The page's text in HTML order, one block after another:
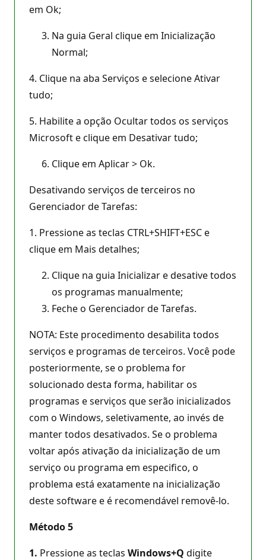
em Ok;
Na guia Geral clique em Inicialização
Normal;
4. Clique na aba Serviços e selecione Ativar
tudo;
5. Habilite a opção Ocultar todos os serviços
Microsoft e clique em Desativar tudo;
Clique em Aplicar > Ok.
Desativando serviços de terceiros no
Gerenciador de Tarefas:
1. Pressione as teclas CTRL+SHIFT+ESC e
clique em Mais detalhes;
Clique na guia Inicializar e desative todos
os programas manualmente;
Feche o Gerenciador de Tarefas.
NOTA: Este procedimento desabilita todos
serviços e programas de terceiros. Você pode
posteriormente, se o problema for
solucionado desta forma, habilitar os
programas e serviços que serão inicializados
com o Windows, seletivamente, ao invés de
manter todos desativados. Se o problema
voltar após ativação da inicialização de um
serviço ou programa em especifico, o
problema está exatamente na inicialização
deste software e é recomendável removê-lo.
Método 5
1. Pressione as teclas Windows+Q digite